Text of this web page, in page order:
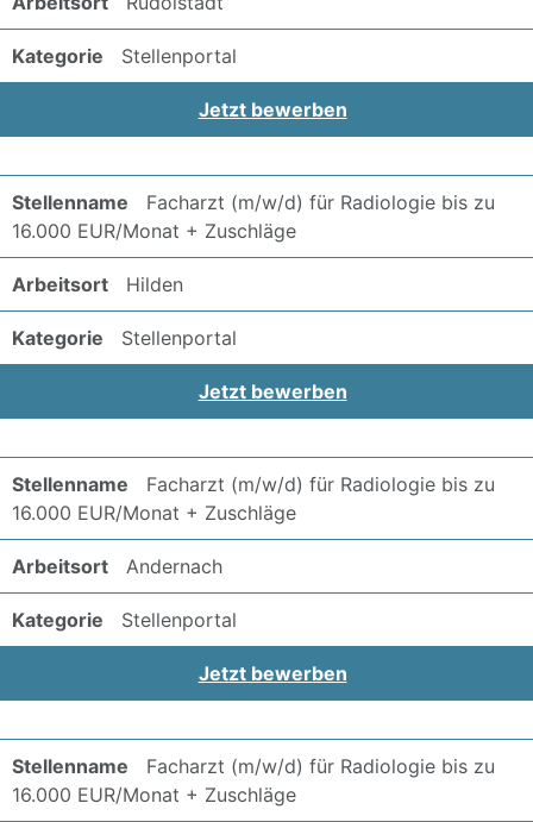
Stellenportal
Jetzt bewerben
Facharzt (m/w/d) für Radiologie bis zu
16.000 EUR/Monat + Zuschläge
Hilden
Stellenportal
Jetzt bewerben
Facharzt (m/w/d) für Radiologie bis zu
16.000 EUR/Monat + Zuschläge
Andernach
Stellenportal
Jetzt bewerben
Facharzt (m/w/d) für Radiologie bis zu
16.000 EUR/Monat + Zuschläge